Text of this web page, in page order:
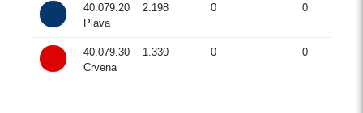
40.079.20
Plava
2.198 0 0
40.079.30
Crvena
1.330 0 0